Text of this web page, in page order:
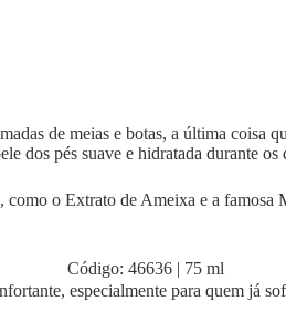
de meias e botas, a última
dos pés suave e hidratada durante os
o Extrato de Ameixa e a
Código: 46636 | 75 ml
especialmente para quem já